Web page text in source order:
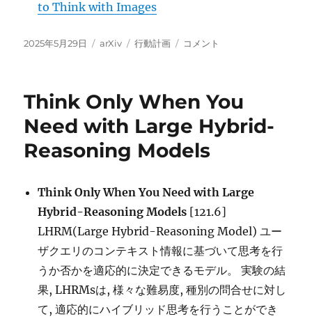
to Think with Images
投
2025年5月29日
カ
ー
arXiv
タ
行動計画
Visual
Only
Images
に
コメント
Think Only When You
Need with Large Hybrid-
Reasoning Models
Think Only When You Need with Large
Hybrid-Reasoning Models [121.6]
LHRM(Large Hybrid-Reasoning Model) ユー
ザクエリのコンテキスト情報に基づいて思考を行
うか否かを適応的に決定できるモデル。 実験の結
果, LHRMsは, 様々な難易度, 種別の問合せに対し
て, 適応的にハイブリッド思考を行うことができ